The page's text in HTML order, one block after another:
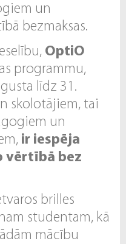
un
bezmaksas.
OptiO
programmu,
līdz 31.
skolotājiem, tai
un
ir iespēja
vērtībā bez
brilles
studentam, kā
mācību